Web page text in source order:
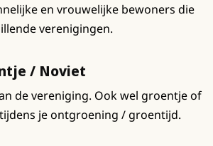
en vrouwelijke bewoners die
verenigingen.
/ Noviet
de vereniging. Ook wel groentje of
je ontgroening / groentijd.